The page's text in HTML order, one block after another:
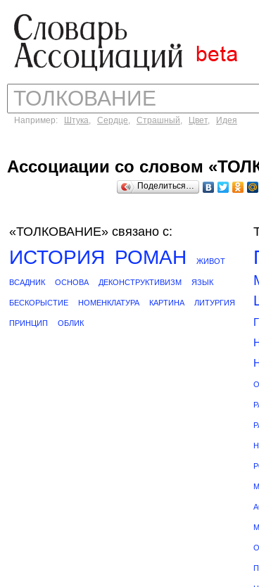
Например: Штука, Сердце, Страшный, Цвет, Идея
Ассоциации со словом
Поделиться…
«ТОЛКОВАНИЕ» связано с:
ИСТОРИЯ РОМАН ЖИВОТ
ВСАДНИК ОСНОВА ДЕКОНСТРУКТИВИЗМ ЯЗЫК
БЕСКОРЫСТИЕ НОМЕНКЛАТУРА КАРТИНА ЛИТУРГИЯ
ПРИНЦИП ОБЛИК